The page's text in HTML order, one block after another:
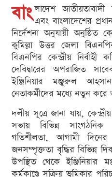
বাং লাদেশ
এবং বাংলাদেশের
নির্দেশনা অনুযায়ী অনুষ্ঠিত
কুমিল্লা উত্তর জেলা
বিএনপির কেন্দ্রীয়
দেবিদ্বারের অপরাজিত
ইঞ্জিনিয়ার মঞ্জুরুল
নেতাকর্মীদের মধ্যে নতুন
দলীয় সূত্রে জানা যায়,
সভায় বিভিন্ন
গতিশীলতা, আগামী
জনসম্পৃক্ততা বৃদ্ধির বিভিন্ন
উপস্থিত থেকে
কর্মকাণ্ডে সক্রিয় ভূমিকার